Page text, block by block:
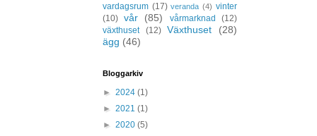
vardagsrum (17) veranda (4) vinter
(10) vår (85) vårmarknad
(12)
växthuset
(12) Växthuset
(28)
ägg (46)
Bloggarkiv
► 2024 (1)
► 2021 (1)
► 2020 (5)